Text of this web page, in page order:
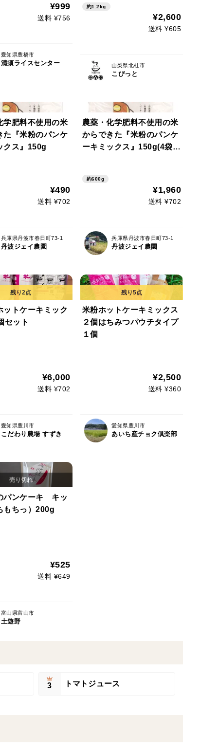
¥999
送料 ¥756
愛知県豊橋市
清須ライスセンター
約1.2kg
¥2,600
送料 ¥605
山梨県北杜市
こぴっと
学肥料不使用の米
た『米粉のパンケ
クス』150g
¥490
送料 ¥702
兵庫県丹波市春日町73-1
丹波ジェイ農園
農薬・化学肥料不使用の米
からできた『米粉のパンケ
ーキミックス』150g(4袋セ
約600g
¥1,960
送料 ¥702
兵庫県丹波市春日町73-1
丹波ジェイ農園
ットケーキミック
ット
¥6,000
送料 ¥702
愛知県豊川市
こだわり農場 すずき
米粉ホットケーキミックス
２個はちみつパウチタイプ
１個
¥2,500
送料 ¥360
愛知県豊川市
あいち産チョク倶楽部
パンケーキ キッ
もちっ）200g
¥525
送料 ¥649
富山県富山市
土遊野
3 トマトジュース